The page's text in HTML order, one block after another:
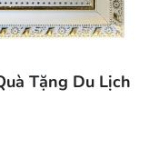
Tặng Du Lịch